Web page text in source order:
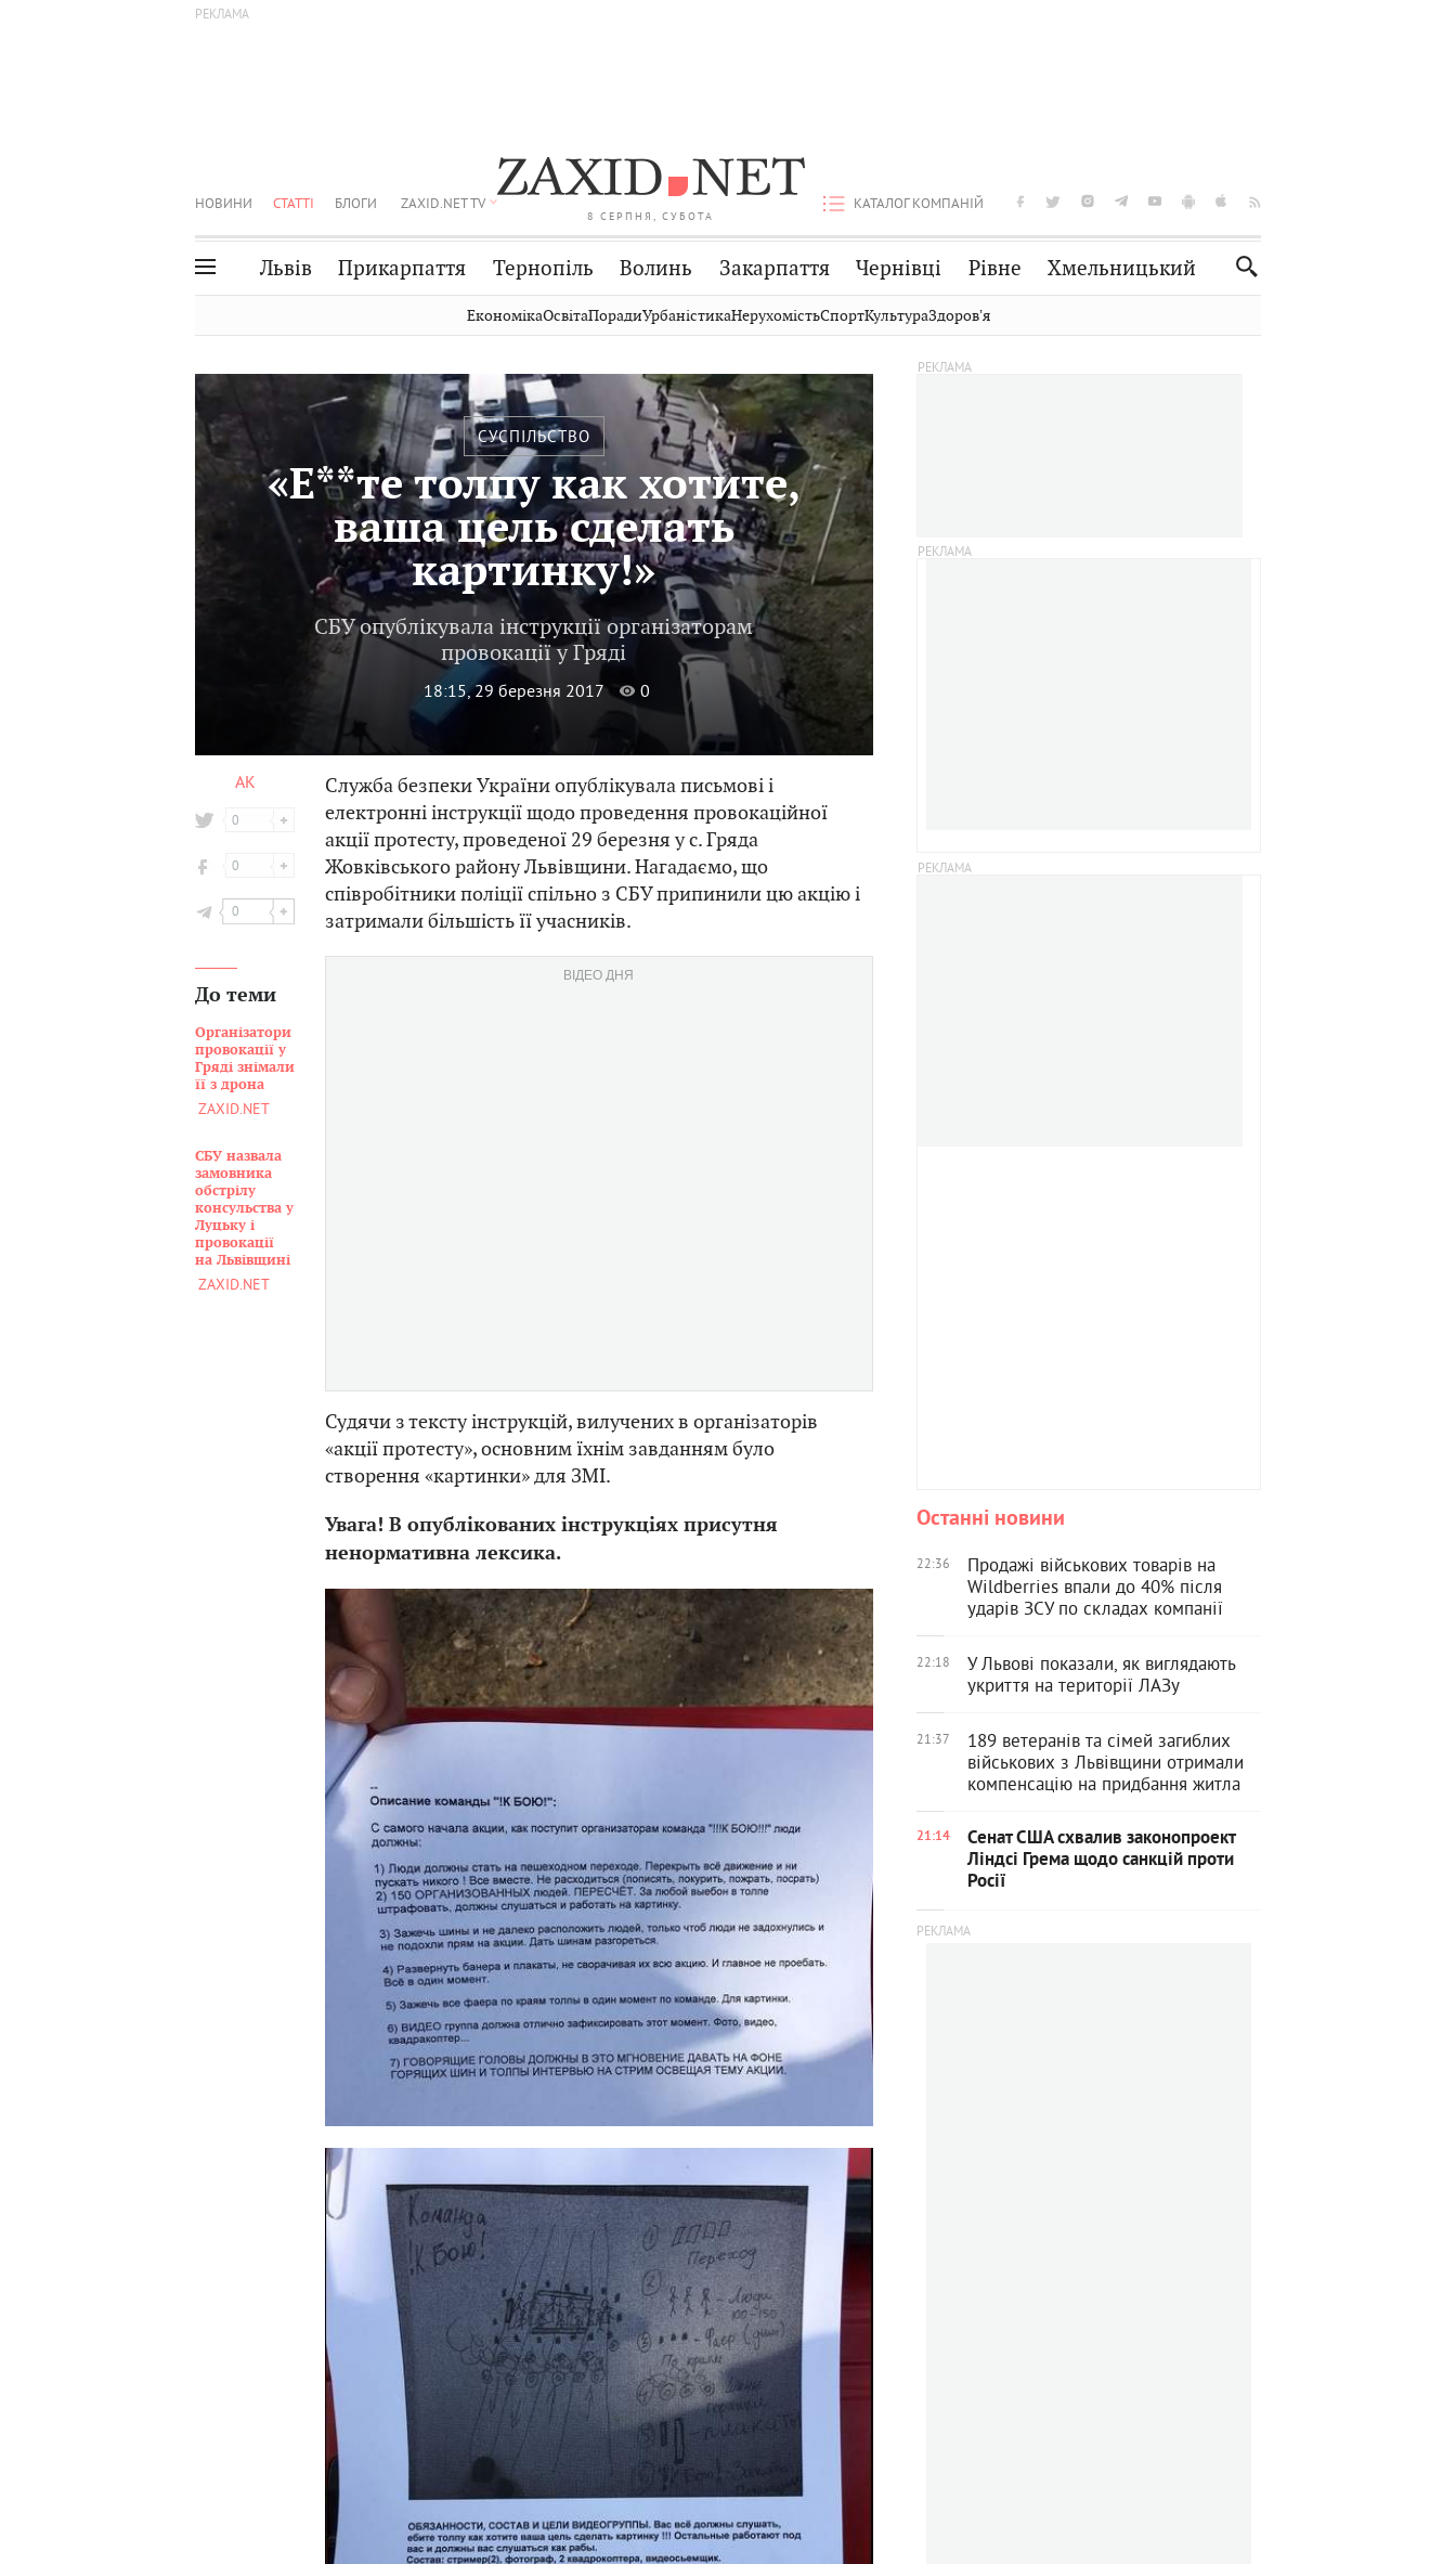
8 СЕРПНЯ, СУБОТА
НОВИНИ СТАТТІ БЛОГИ ZAXID.NET TV КАТАЛОГ КОМПАНІЙ
Львів Прикарпаття Тернопіль Волинь Закарпаття Чернівці Рівне Хмельницький
Волинь
Закарпаття
Чернівці
Шептицький
Стрий
Хмельницький
Вінниця
Публікації Авто Словко
Кіно
Фото
Освіта
ЕкономікаОсвітаПорадиУрбаністикаНерухомістьСпортКультураЗдоровʼя
СУСПІЛЬСТВО
«Е**те толпу как хотите,
ваша цель сделать
картинку!»
СБУ опублікувала інструкції організаторам
провокації у Гряді
18:15, 29 березня 2017 0
АК
0
0
0
До теми
Організатори
провокації у
Гряді знімали
її з дрона
ZAXID.NET
СБУ назвала
замовника
обстрілу
консульства у
Луцьку і
провокації
на Львівщині
ZAXID.NET
Служба безпеки України опублікувала письмові і
електронні інструкції щодо проведення провокаційної
акції протесту, проведеної 29 березня у с. Гряда
Жовківського району Львівщини. Нагадаємо, що
співробітники поліції спільно з СБУ припинили цю акцію і
затримали більшість її учасників.
ВІДЕО ДНЯ
Судячи з тексту інструкцій, вилучених в організаторів
«акції протесту», основним їхнім завданням було
створення «картинки» для ЗМІ.
Увага! В опублікованих інструкціях присутня
ненормативна лексика.
Останні новини
22:36
Продажі військових товарів на
Wildberries впали до 40% після
ударів ЗСУ по складах компанії
22:18
У Львові показали, як виглядають
укриття на території ЛАЗу
21:37
189 ветеранів та сімей загиблих
військових з Львівщини отримали
компенсацію на придбання житла
21:14
Сенат США схвалив законопроект
Ліндсі Грема щодо санкцій проти
Росії